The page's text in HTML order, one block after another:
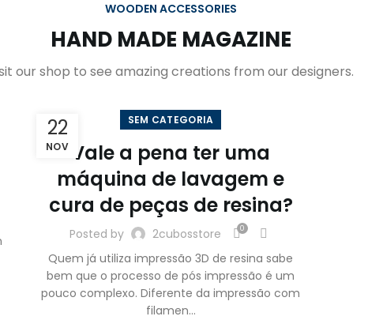
WOODEN ACCESSORIES
HAND MADE MAGAZINE
our shop to see amazing creations from our designers.
22
NOV
SEM CATEGORIA
Vale a pena ter uma
máquina de lavagem e
cura de peças de resina?
Posted by 2cubosstore 0
Quem já utiliza impressão 3D de resina sabe
bem que o processo de pós impressão é um
pouco complexo. Diferente da impressão com
filamen...